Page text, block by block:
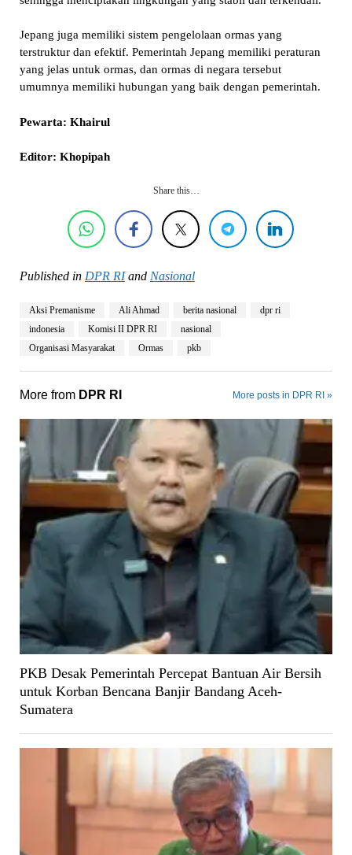
Jepang juga memiliki sistem pengelolaan ormas yang
terstruktur dan efektif. Pemerintah Jepang memiliki peraturan
yang jelas untuk ormas, dan ormas di negara tersebut
umumnya memiliki hubungan yang baik dengan pemerintah.
Pewarta: Khairul
Editor: Khopipah
Share this…
Published in DPR RIand Nasional
Aksi Premanisme Ali Ahmad berita nasional
dpr ri
indonesia
Komisi II DPR RI
nasional
Organisasi Masyarakat
Ormas pkb
More from DPR RI More posts in DPR RI »
PKB Desak Pemerintah Percepat Bantuan Air Bersih
untuk Korban Bencana Banjir Bandang Aceh-
Sumatera